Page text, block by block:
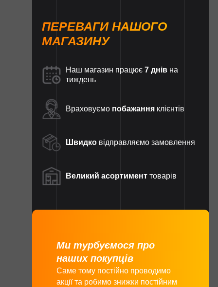
ПЕРЕВАГИ НАШОГО
МАГАЗИНУ
Наш магазин працює 7 днів на
тиждень
Враховуємо побажання клієнтів
Швидко відправляємо замовлення
Великий асортимент товарів
Ми турбуємося про
наших покупців
Саме тому постійно проводимо
акції та робимо знижки постійним